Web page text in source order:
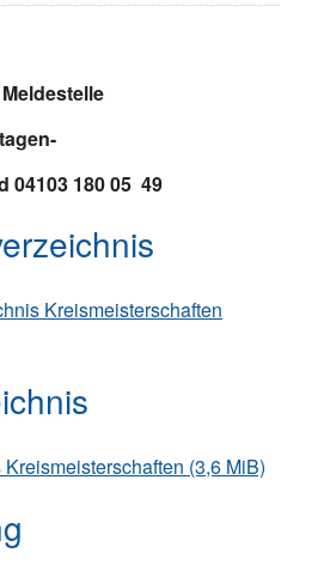
04103 180 05 49
Kreismeisterschaften
(3,6 MiB)